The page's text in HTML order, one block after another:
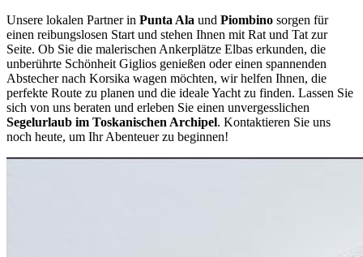
Unsere lokalen Partner in Punta Ala und Piombino sorgen für
einen reibungslosen Start und stehen Ihnen mit Rat und Tat zur
Seite. Ob Sie die malerischen Ankerplätze Elbas erkunden, die
unberührte Schönheit Giglios genießen oder einen spannenden
Abstecher nach Korsika wagen möchten, wir helfen Ihnen, die
perfekte Route zu planen und die ideale Yacht zu finden. Lassen Sie
sich von uns beraten und erleben Sie einen unvergesslichen
Segelurlaub im Toskanischen Archipel. Kontaktieren Sie uns
noch heute, um Ihr Abenteuer zu beginnen!